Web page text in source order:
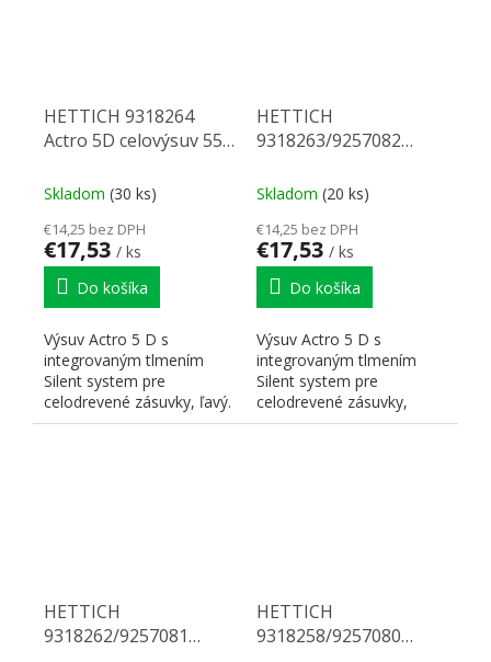
HETTICH 9318264
Actro 5D celovýsuv 550
Skladom (30 ks)
€14,25 bez DPH
€17,53 / ks
Do košíka
Výsuv Actro 5 D s
integrovaným tlmením
Silent system pre
celodrevené zásuvky, ľavý.
Nosnosť 40 kg, dĺžka 550
HETTICH
9318263/9257082
40 kg SiSy P
Skladom (20 ks)
€14,25 bez DPH
€17,53 / ks
Do košíka
Výsuv Actro 5 D s
integrovaným tlmením
Silent system pre
celodrevené zásuvky,
pravý. Nosnosť 40 kg,
HETTICH
9318262/9257081
HETTICH
9318258/9257080